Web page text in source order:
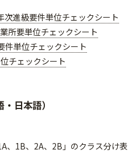
進級要件単位チェックシート
所要単位チェックシート
単位チェックシート
チェックシート
日本語）
1B、2A、2B」のクラス分け表